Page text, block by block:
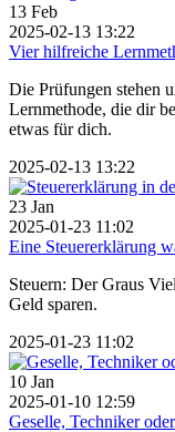
13 Feb
2025-02-13 13:22
Vier hilfreiche
Die Prüfungen stehen
Lernmethode, die dir
etwas für dich.
2025-02-13 13:22
23 Jan
2025-01-23 11:02
Eine Steuererklärung
Steuern: Der Graus
Geld sparen.
2025-01-23 11:02
10 Jan
2025-01-10 12:59
Geselle, Techniker